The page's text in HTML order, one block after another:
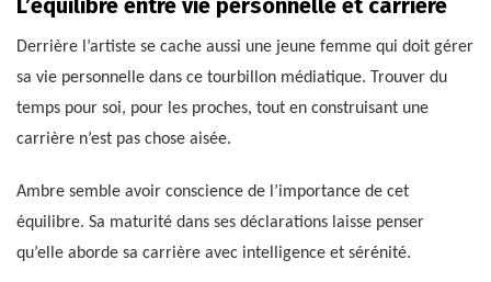
Derrière l’artiste se cache aussi une jeune femme qui doit gérer
sa vie personnelle dans ce tourbillon médiatique. Trouver du
temps pour soi, pour les proches, tout en construisant une
carrière n’est pas chose aisée.
Ambre semble avoir conscience de l’importance de cet
équilibre. Sa maturité dans ses déclarations laisse penser
qu’elle aborde sa carrière avec intelligence et sérénité.